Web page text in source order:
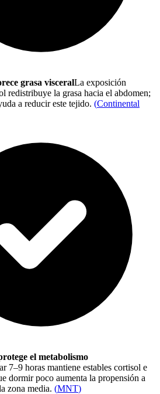
grasa visceralLa exposición
redistribuye la grasa hacia el abdomen;
a reducir este tejido. (Continental
el metabolismo
7–9 horas mantiene estables cortisol e
dormir poco aumenta la propensión a
zona media. (MNT)